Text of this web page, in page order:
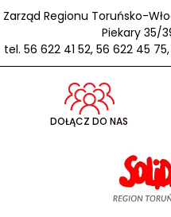
Zarząd Regionu Toruńsko-
Piekary 35/
tel. 56 622 41 52, 56 622 45
DOŁĄCZ DO NAS